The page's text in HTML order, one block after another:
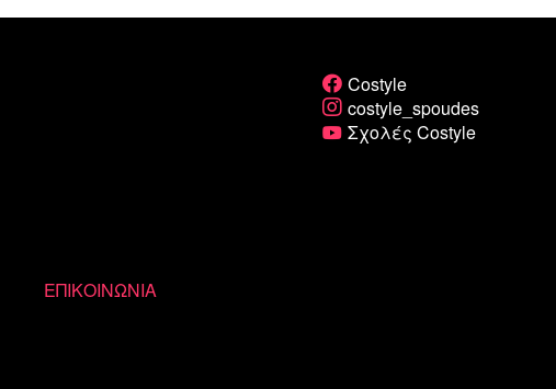
Costyle
costyle_spoudes
Σχολές Costyle
ΕΠΙΚΟΙΝΩΝΙΑ